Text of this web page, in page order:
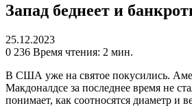
Запад беднеет и
25.12.2023
0 236 Время чтения: 2 мин.
В США уже на святое покусились.
Макдоналдсе за последнее время не
понимает, как соотносятся диаметр и